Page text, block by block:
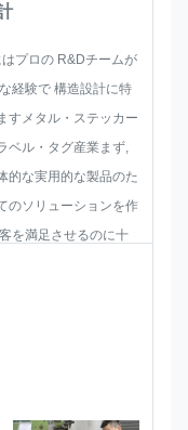
プロの R&Dチームが
経験で 構造設計に特
すメタル・ステッカー
ベル・タグ産業まず,
的な実用的な製品のた
のソリューションを作
を満足させるのに十